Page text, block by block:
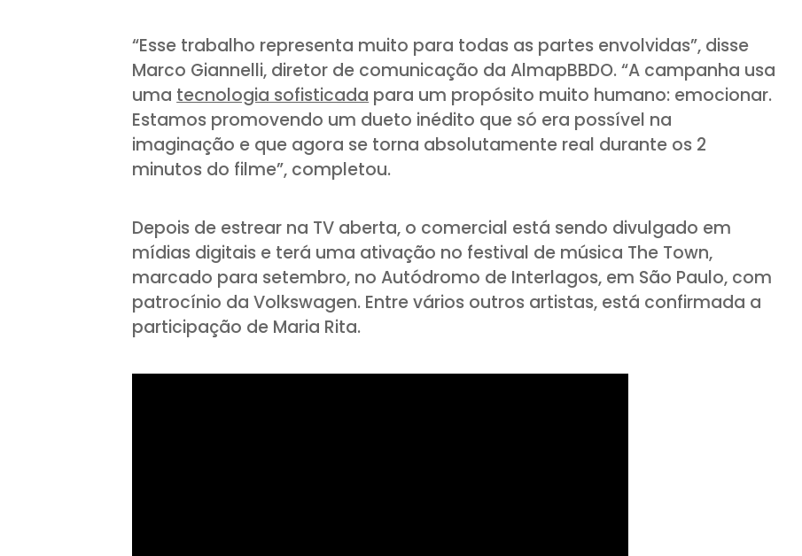
“Esse trabalho representa muito para todas as partes envolvidas”, disse
Marco Giannelli, diretor de comunicação da AlmapBBDO. “A campanha usa
uma tecnologia sofisticada para um propósito muito humano: emocionar.
Estamos promovendo um dueto inédito que só era possível na
imaginação e que agora se torna absolutamente real durante os 2
minutos do filme”, completou.
Depois de estrear na TV aberta, o comercial está sendo divulgado em
mídias digitais e terá uma ativação no festival de música The Town,
marcado para setembro, no Autódromo de Interlagos, em São Paulo, com
patrocínio da Volkswagen. Entre vários outros artistas, está confirmada a
participação de Maria Rita.